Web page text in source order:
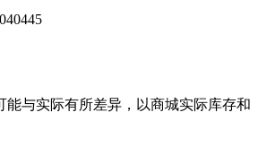
能与实际有所差异，以商城实际库存和